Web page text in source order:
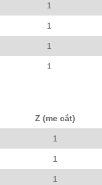
1
1
1
1
Z (me cắt)
1
1
1